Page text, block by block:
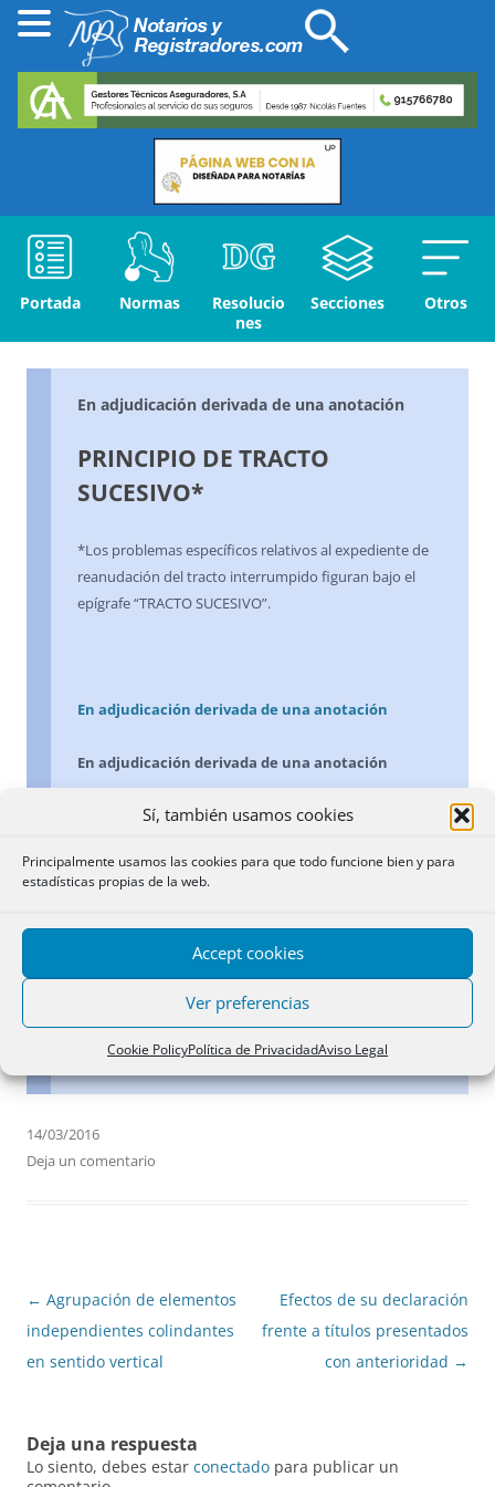
Sí, también usamos cookies
Principalmente usamos las cookies para que todo funcione bien y para
estadísticas propias de la web.
Accept cookies
Ver preferencias
Cookie PolicyPolítica de PrivacidadAviso Legal
Portada Normas
Resolucio
nes
Secciones Otros
En adjudicación derivada de una anotación
PRINCIPIO DE TRACTO
SUCESIVO*
*Los problemas específicos relativos al expediente de
reanudación del tracto interrumpido figuran bajo el
epígrafe “TRACTO SUCESIVO”.
En adjudicación derivada de una anotación
En adjudicación derivada de una anotación
Caducada y cancelada la anotación de embargo
de presentarse en el Registro el auto de adjudicación
derivado del procedimiento laboral, no es inscribible,
dicho momento la finca aparece inscrita a favor de
persona distinta de aquélla contra la que se siguió el
15 julio 1991
14/03/2016
Deja un comentario
Navegación
de
entradas
← Agrupación de elementos
independientes colindantes
en sentido vertical
Efectos de su declaración
frente a títulos presentados
con anterioridad →
Deja una respuesta
Lo siento, debes estar conectado para publicar un